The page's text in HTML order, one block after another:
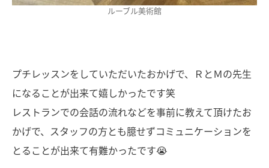
ルーブル美術館
プチレッスンをしていただいたおかげで、ＲとＭの先生
になることが出来て嬉しかったです笑
レストランでの会話の流れなどを事前に教えて頂けたお
かげで、スタッフの方とも臆せずコミュニケーションを
とることが出来て有難かったです😭